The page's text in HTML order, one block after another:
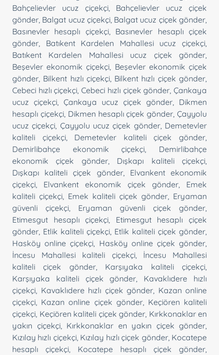
Bahçelievler ucuz çiçekçi, Bahçelievler ucuz çiçek
gönder Balgat ucuz çiçekçi, Balgat ucuz çiçek gönder
Basınevler hesaplı çiçekçi, Basınevler hesaplı çiçek
gönder
Batıkent Kardelen Mahallesi ucuz çiçekçi
Batıkent Kardelen Mahallesi ucuz çiçek gönder
Beşevler ekonomik çiçekçi Beşevler ekonomik çiçek
gönder Bilkent hızlı çiçekçi, Bilkent hızlı çiçek gönder
Cebeci hızlı çiçekçi ,Cebeci hızlı çiçek gönder ,Çankaya
ucuz çiçekçi
Çankaya ucuz çiçek gönder
Dikmen
hesaplı çiçekçi, Dikmen hesaplı çiçek gönder ,Çayyolu
ucuz çiçekçi Çayyolu ucuz çiçek gönder, Demetevler
kaliteli çiçekçi, Demetevler kaliteli çiçek gönder
Demirlibahçe ekonomik çiçekçi
Demirlibahçe
ekonomik çiçek gönder, Dışkapı kaliteli çiçekçi
Dışkapı kaliteli çiçek gönder, Elvankent ekonomik
çiçekçi
Elvankent ekonomik çiçek gönder
Emek
kaliteli çiçekçi Emek kaliteli çiçek gönder Eryaman
güvenli çiçekçi
Eryaman güvenli çiçek gönder
Etimesgut hesaplı çiçekçi
Etimesgut hesaplı çiçek
gönder Etlik kaliteli çiçekçi Etlik kaliteli çiçek gönder
Hasköy online çiçekçi
Hasköy online çiçek gönder
İncesu Mahallesi kaliteli çiçekçi, İncesu Mahallesi
kaliteli çiçek gönder, Karşıyaka kaliteli çiçekçi
Karşıyaka kaliteli çiçek gönder
Kavaklıdere hızlı
çiçekçi Kavaklıdere hızlı çiçek gönder Kazan online
çiçekçi Kazan online çiçek gönder, Keçiören kaliteli
çiçekçi Keçiören kaliteli çiçek gönder Kırkkonaklar en
yakın çiçekçi, Kırkkonaklar en yakın çiçek gönder
Kızılay hızlı çiçekçi, Kızılay hızlı çiçek gönder, Kocatepe
hesaplı çiçekçi
Kocatepe hesaplı çiçek gönder